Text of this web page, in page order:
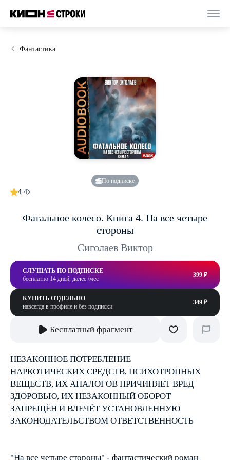
Фантастика
По подписке
4.4
Фатальное колесо. Книга 4. На все четыре
стороны
Сиголаев Виктор
СЛУШАТЬ ПО ПОДПИСКЕ
бесплатно 14 дней, далее /мес
399 ₽
КУПИТЬ ОТДЕЛЬНО
навсегда в профиле и без подписки
349 ₽
Бесплатный фрагмент
НЕЗАКОННОЕ ПОТРЕБЛЕНИЕ
НАРКОТИЧЕСКИХ СРЕДСТВ, ПСИХОТРОПНЫХ
ВЕЩЕСТВ, ИХ АНАЛОГОВ ПРИЧИНЯЕТ ВРЕД
ЗДОРОВЬЮ, ИХ НЕЗАКОННЫЙ ОБОРОТ
ЗАПРЕЩЁН И ВЛЕЧЁТ УСТАНОВЛЕННУЮ
ЗАКОНОДАТЕЛЬСТВОМ ОТВЕТСТВЕННОСТЬ
"На все четыре стороны" - фантастический роман